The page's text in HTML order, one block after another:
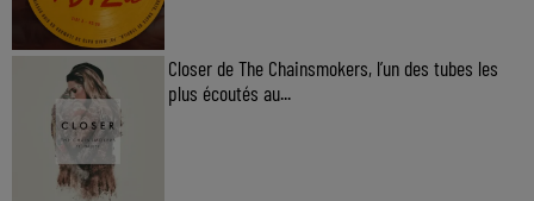
Closer de The Chainsmokers, l’un des tubes les
plus écoutés au...